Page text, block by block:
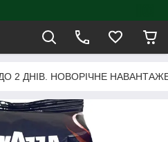
2 ДНІВ. НОВОРІЧНЕ